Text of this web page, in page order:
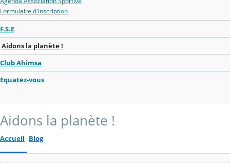
Formulaire d'inscription
F.S.E
Aidons la planète !
Club Ahimsa
Equatez-vous
Aidons la planète !
Accueil Blog